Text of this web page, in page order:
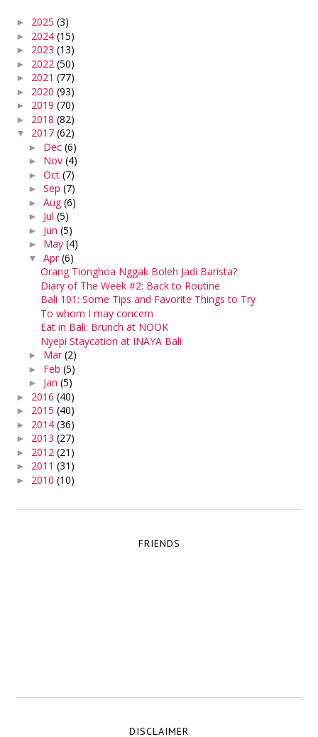
► 2025(3)
► 2024(15)
► 2023(13)
► 2022(50)
► 2021(77)
► 2020(93)
► 2019(70)
► 2018(82)
▼ 2017(62)
► Dec(6)
► Nov(4)
►Oct(7)
►Sep(7)
►Aug(6)
► Jul(5)
► Jun(5)
► May(4)
▼Apr(6)
Orang Tionghoa Nggak Boleh Jadi Barista?
Diary of The Week #2: Back to Routine
Bali 101: Some Tips and Favorite Things to Try
To whom I may concern
Eat in Bali: Brunch at NOOK
Nyepi Staycation at INAYA Bali
► Mar(2)
► Feb(5)
► Jan(5)
► 2016(40)
► 2015(40)
► 2014(36)
► 2013(27)
► 2012(21)
► 2011(31)
► 2010(10)
FRIENDS
DISCLAIMER